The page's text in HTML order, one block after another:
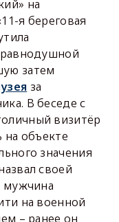
на
я береговая
равнодушной
затем
за
В беседе с
визитёр
на объекте
значения
своей
мужчина
на военной
– ранее он